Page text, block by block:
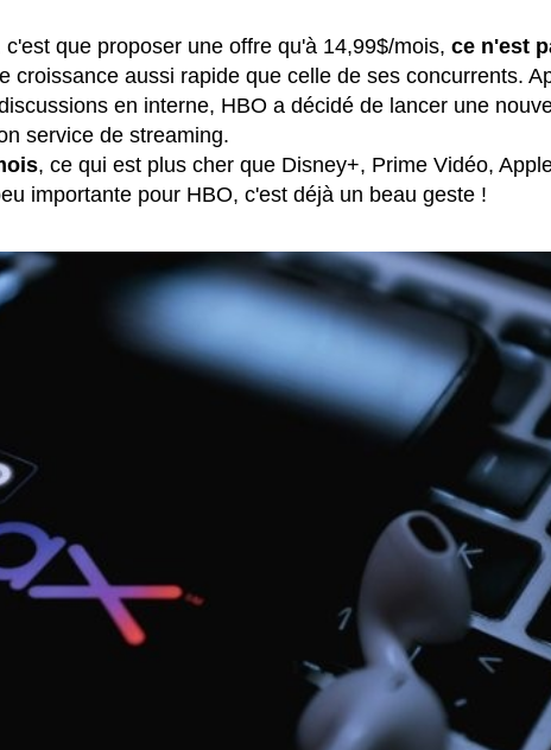
que proposer une offre qu'à 14,99$/mois,ce n'est
croissance aussi rapide que celle de ses concurrents.
en interne, HBO a décidé de lancer une
service de streaming.
, ce qui est plus cher que Disney+, Prime Vidéo,
importante pour HBO, c'est déjà un beau geste !